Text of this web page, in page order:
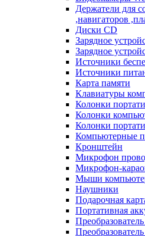
Держатели для
,навигаторов
Диски CD
Зарядное
Зарядное
Источники
Источники
Карта памяти
Клавиатуры
Колонки
Колонки
Колонки
Компьютерные
Кронштейн
Микрофон
Микрофон-
Мыши
Наушники
Подарочная
Портативная